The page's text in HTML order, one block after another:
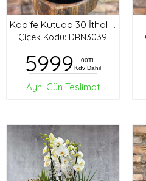
Kadife Kutuda 30 İthal Gül
Çiçek Kodu: DRN3039
5999
,00TL
Kdv Dahil
Aynı Gün Teslimat